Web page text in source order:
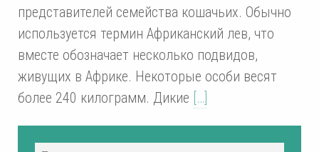
представителей семейства кошачьих. Обычно
используется термин Африканский лев, что
вместе обозначает несколько подвидов,
живущих в Африке. Некоторые особи весят
более 240 килограмм. Дикие […]